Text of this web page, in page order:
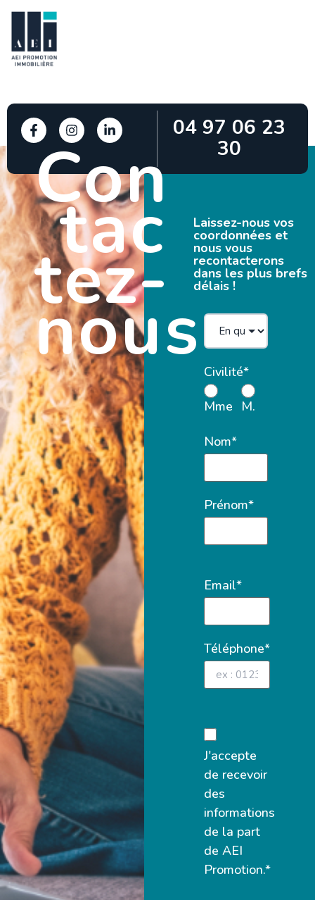
04 97 06 23
30
Con
tac
tez-
nous
Laissez-nous vos
coordonnées et
nous vous
recontacterons
dans les plus brefs
délais !
Civilité*
Mme M.
Nom*
Prénom*
Email*
Téléphone*
J'accepte
de recevoir
des
informations
de la part
de AEI
Promotion.*